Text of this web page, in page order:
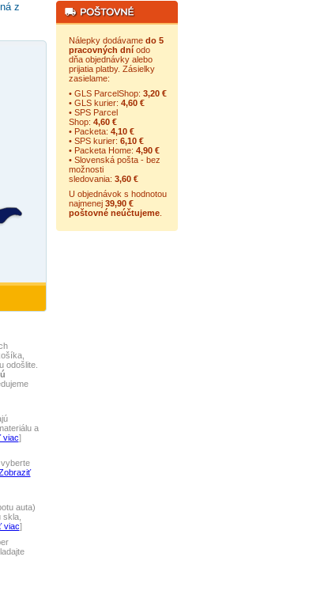
z
odošlite.
a
viac]
auta)
viac]
Nálepky dodávame do 5
pracovných dníodo
dňa objednávky alebo
prijatia platby. Zásielky
zasielame:
• GLS ParcelShop: 3,20 €
• GLS kurier: 4,60 €
• SPS Parcel
Shop: 4,60 €
• Packeta: 4,10 €
• SPS kurier: 6,10 €
• Packeta Home: 4,90 €
• Slovenská pošta - bez
možnosti
sledovania: 3,60 €
U objednávok s hodnotou
najmenej 39,90 €
poštovné neúčtujeme.